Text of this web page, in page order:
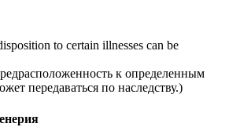
to certain illnesses can be
к определенным
передаваться по наследству.)